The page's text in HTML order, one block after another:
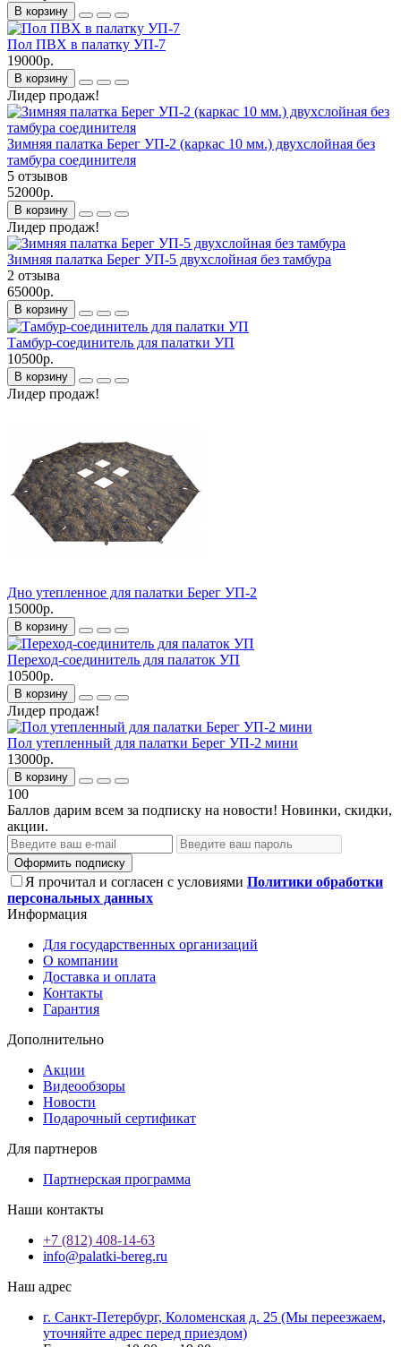
В корзину
Пол ПВХ в палатку УП-7
19000р.
В корзину
Лидер продаж!
Зимняя палатка Берег УП-2 (каркас 10 мм.) двухслойная без
тамбура соединителя
5 отзывов
52000р.
В корзину
Лидер продаж!
Зимняя палатка Берег УП-5 двухслойная без тамбура
2 отзыва
65000р.
В корзину
Тамбур-соединитель для палатки УП
10500р.
В корзину
Лидер продаж!
Дно утепленное для палатки Берег УП-2
15000р.
В корзину
Переход-соединитель для палаток УП
10500р.
В корзину
Лидер продаж!
Пол утепленный для палатки Берег УП-2 мини
13000р.
В корзину
100
Баллов дарим всем за подписку на новости! Новинки, скидки,
акции.
Оформить подписку
Я прочитал и согласен с условиями Политики обработки
персональных данных
Информация
Для государственных организаций
О компании
Доставка и оплата
Контакты
Гарантия
Дополнительно
Акции
Видеообзоры
Новости
Подарочный сертификат
Для партнеров
Партнерская программа
Наши контакты
+7 (812) 408-14-63
info@palatki-bereg.ru
Наш адрес
г. Санкт-Петербург, Коломенская д. 25 (Мы переезжаем,
уточняйте адрес перед приездом)